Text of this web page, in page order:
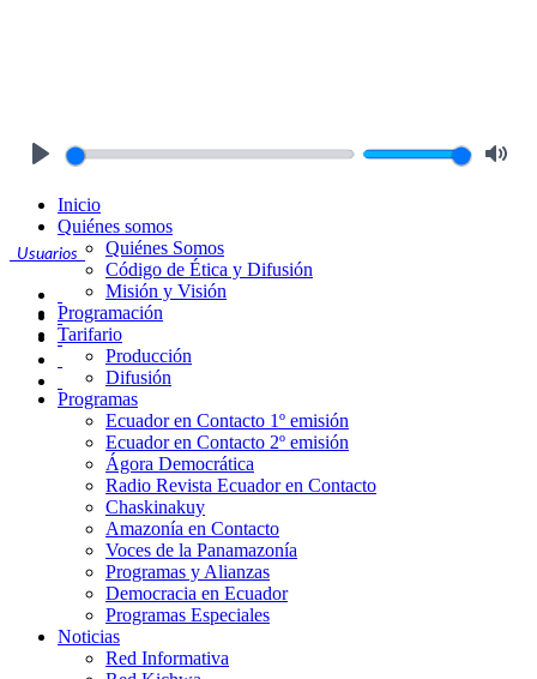
Usuarios
Inicio
Quiénes somos
Quiénes Somos
Código de Ética y Difusión
Misión y Visión
Programación
Tarifario
Producción
Difusión
Programas
Ecuador en Contacto 1º emisión
Ecuador en Contacto 2º emisión
Ágora Democrática
Radio Revista Ecuador en Contacto
Chaskinakuy
Amazonía en Contacto
Voces de la Panamazonía
Programas y Alianzas
Democracia en Ecuador
Programas Especiales
Noticias
Red Informativa